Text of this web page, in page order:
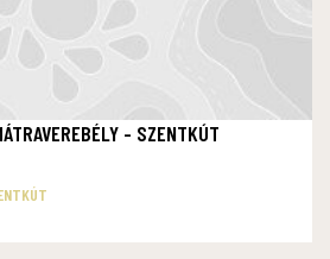
- SZENTKÚT